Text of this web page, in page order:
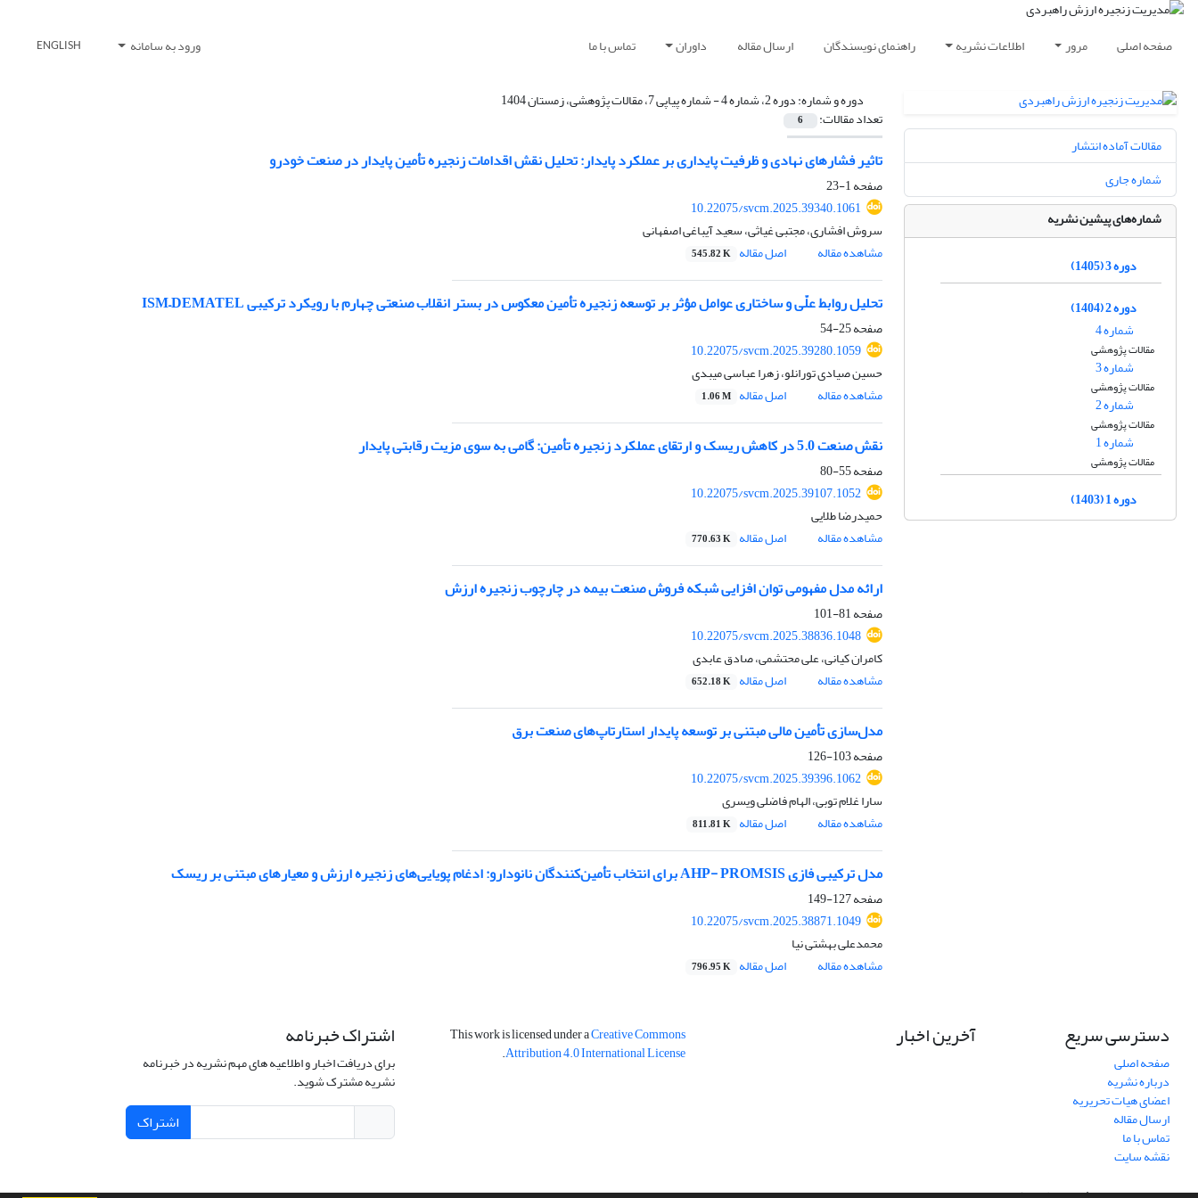
صفحه اصلی مرور اطلاعات نشریه راهنمای نویسندگان ارسال مقاله داوران تماس با ما ورود به سامانه ENGLISH
دوره و شماره:دوره 2، شماره 4 - شماره پیاپی 7، مقالات پژوهشی، زمستان 1404
تعداد مقالات: 6
تاثیر فشارهای نهادی و ظرفیت پایداری بر عملکرد پایدار: تحلیل نقش اقدامات زنجیره تأمین پایدار در صنعت خودرو
صفحه1-23
10.22075/svcm.2025.39340.1061
سروش افشاری، مجتبی غیاثی، سعید آیباغی اصفهانی
مشاهده مقاله
اصل مقاله 545.82 K
تحلیل روابط علّی و ساختاری عوامل مؤثر بر توسعه زنجیره تأمین معکوس در بستر انقلاب صنعتی چهارم با رویکرد ترکیبی ISM–DEMATEL
صفحه25-54
10.22075/svcm.2025.39280.1059
حسین صیادی تورانلو، زهرا عباسی میبدی
مشاهده مقاله
اصل مقاله 1.06 M
نقش صنعت 5.0 در کاهش ریسک و ارتقای عملکرد زنجیره تأمین: گامی به سوی مزیت رقابتی پایدار
صفحه55-80
10.22075/svcm.2025.39107.1052
حمیدرضا طلایی
مشاهده مقاله
اصل مقاله 770.63 K
ارائه مدل مفهومی توان افزایی شبکه فروش صنعت بیمه در چارچوب زنجیره ارزش
صفحه81-101
10.22075/svcm.2025.38836.1048
کامران کیانی، علی محتشمی، صادق عابدی
مشاهده مقاله
اصل مقاله 652.18 K
مدل‌سازی تأمین مالی مبتنی بر توسعه پایدار استارتاپ‌های صنعت برق
صفحه103-126
10.22075/svcm.2025.39396.1062
سارا غلام توبی، الهام فاضلی ویسری
مشاهده مقاله
اصل مقاله 811.81 K
مدل ترکیبی فازی AHP- PROMSIS برای انتخاب تأمین‌کنندگان نانودارو: ادغام پویایی‌های زنجیره ارزش و معیارهای مبتنی بر ریسک
صفحه127-149
10.22075/svcm.2025.38871.1049
محمدعلی بهشتی نیا
مشاهده مقاله
اصل مقاله 796.95 K
مقالات آماده انتشار
شماره جاری
شماره‌های پیشین نشریه
دوره 3 (1405)
دوره 2 (1404)
شماره 4
مقالات پژوهشی
شماره 3
مقالات پژوهشی
شماره 2
مقالات پژوهشی
شماره 1
مقالات پژوهشی
دوره 1 (1403)
دسترسی سریع
صفحه اصلی
درباره نشریه
اعضای هیات تحریریه
ارسال مقاله
تماس با ما
نقشه سایت
آخرین اخبار This work is licensed under aCreative Commons
Attribution 4.0 International License
.
اشتراک خبرنامه
برای دریافت اخبار و اطلاعیه های مهم نشریه در خبرنامه
نشریه مشترک شوید.
اشتراک